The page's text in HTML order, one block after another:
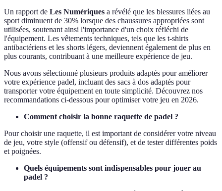
Un rapport de Les Numériques a révélé que les blessures liées au
sport diminuent de 30% lorsque des chaussures appropriées sont
utilisées, soutenant ainsi l'importance d'un choix réfléchi de
l'équipement. Les vêtements techniques, tels que les t-shirts
antibactériens et les shorts légers, deviennent également de plus en
plus courants, contribuant à une meilleure expérience de jeu.
Nous avons sélectionné plusieurs produits adaptés pour améliorer
votre expérience padel, incluant des sacs à dos adaptés pour
transporter votre équipement en toute simplicité. Découvrez nos
recommandations ci-dessous pour optimiser votre jeu en 2026.
Comment choisir la bonne raquette de padel ?
Pour choisir une raquette, il est important de considérer votre niveau
de jeu, votre style (offensif ou défensif), et de tester différentes poids
et poignées.
Quels équipements sont indispensables pour jouer au
padel ?